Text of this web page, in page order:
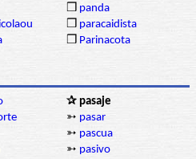
❒ panda
❒ paracaidista
❒ Parinacota
✰ pasaje
➳ pasar
➳ pascua
➳ pasivo